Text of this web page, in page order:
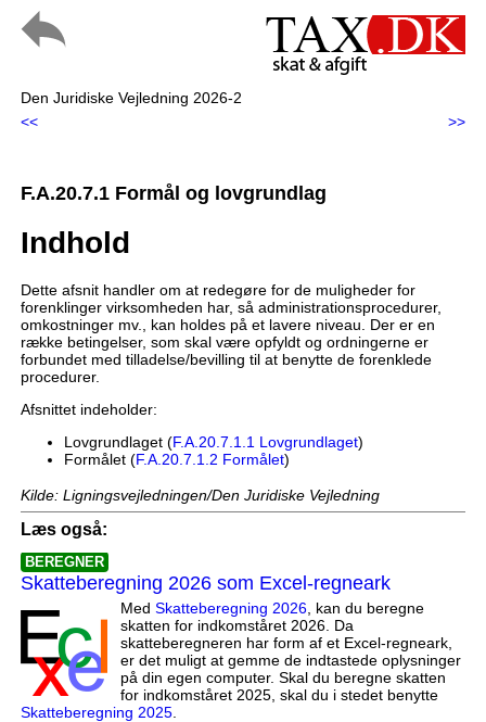
Den Juridiske Vejledning 2026-2
<<
>>
F.A.20.7.1 Formål og lovgrundlag
Indhold
Dette afsnit handler om at redegøre for de muligheder for
forenklinger virksomheden har, så administrationsprocedurer,
omkostninger mv., kan holdes på et lavere niveau. Der er en
række betingelser, som skal være opfyldt og ordningerne er
forbundet med tilladelse/bevilling til at benytte de forenklede
procedurer.
Afsnittet indeholder:
Lovgrundlaget (F.A.20.7.1.1 Lovgrundlaget)
Formålet (F.A.20.7.1.2 Formålet)
Kilde: Ligningsvejledningen/Den Juridiske Vejledning
Læs også:
BEREGNER
Skatteberegning 2026 som Excel-regneark
Med Skatteberegning 2026, kan du beregne
skatten for indkomståret 2026. Da
skatteberegneren har form af et Excel-regneark,
er det muligt at gemme de indtastede oplysninger
på din egen computer. Skal du beregne skatten
for indkomståret 2025, skal du i stedet benytte
Skatteberegning 2025.